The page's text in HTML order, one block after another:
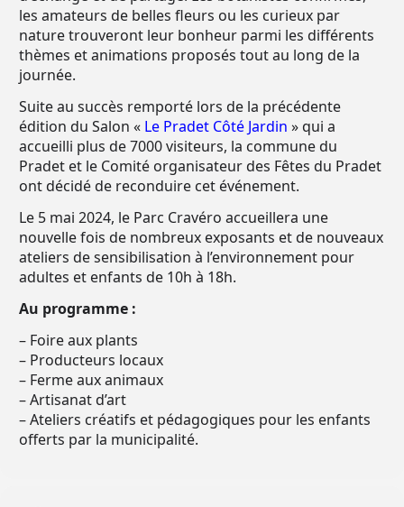
les amateurs de belles fleurs ou les curieux par
nature trouveront leur bonheur parmi les différents
thèmes et animations proposés tout au long de la
journée.
Suite au succès remporté lors de la précédente
édition du Salon « Le Pradet Côté Jardin » qui a
accueilli plus de 7000 visiteurs, la commune du
Pradet et le Comité organisateur des Fêtes du Pradet
ont décidé de reconduire cet événement.
Le 5 mai 2024, le Parc Cravéro accueillera une
nouvelle fois de nombreux exposants et de nouveaux
ateliers de sensibilisation à l’environnement pour
adultes et enfants de 10h à 18h.
Au programme :
– Foire aux plants
– Producteurs locaux
– Ferme aux animaux
– Artisanat d’art
– Ateliers créatifs et pédagogiques pour les enfants
offerts par la municipalité.